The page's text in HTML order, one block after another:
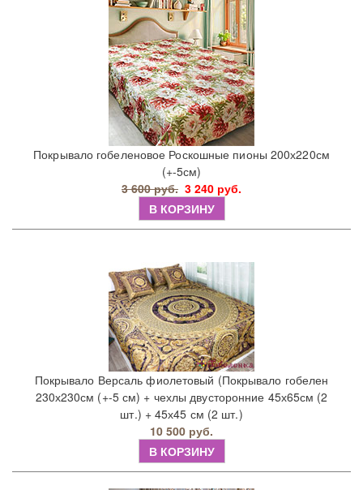
Покрывало гобеленовое Роскошные пионы 200х220см
(+-5см)
3 600 руб. 3 240 руб.
В КОРЗИНУ
Покрывало Версаль фиолетовый (Покрывало гобелен
230х230см (+-5 см) + чехлы двусторонние 45х65см (2
шт.) + 45х45 см (2 шт.)
10 500 руб.
В КОРЗИНУ